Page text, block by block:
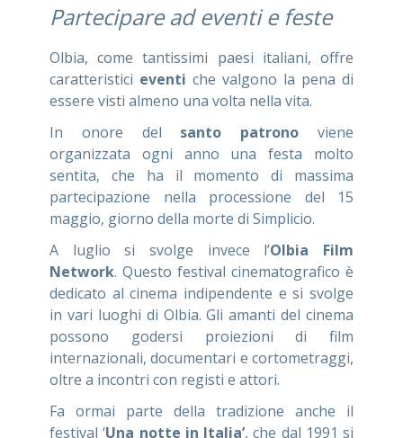
Partecipare ad eventi e feste
Olbia, come tantissimi paesi italiani, offre
caratteristici eventi che valgono la pena di
essere visti almeno una volta nella vita.
In onore del santo patrono viene
organizzata ogni anno una festa molto
sentita, che ha il momento di massima
partecipazione nella processione del 15
maggio, giorno della morte di Simplicio.
A luglio si svolge invece l’Olbia Film
Network. Questo festival cinematografico è
dedicato al cinema indipendente e si svolge
in vari luoghi di Olbia. Gli amanti del cinema
possono godersi proiezioni di film
internazionali, documentari e cortometraggi,
oltre a incontri con registi e attori.
Fa ormai parte della tradizione anche il
festival ‘Una notte in Italia’, che dal 1991 si